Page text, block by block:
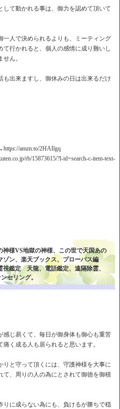
て動かれる事は、御力を認めて頂いて
一人で決められるよりも、ミーティング
行かれると、個人の感情に成り難いし
ん。
出来ますし、御休みの日は出来るだけ
amzn.to/2HAIlgq
rb/15873615/?l-id=search-c-item-text-
様VS地獄の神様、この世で天国あの
ン、楽天ブックス、プローパス編
視鑑定 天龍、電話鑑定、遠隔除霊、
セリング。
感じ易くて、毎日が御身体も御心も重苦
く成る人も居られると思います。
と守って頂くには、守護神様を大事に
て、周りの人の為にとされて御徳を御積
りに成らない為にも、負けるが勝ちで穏